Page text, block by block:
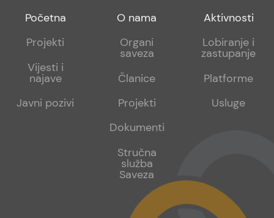
Footer
menu
Početna
Projekti
Vijesti i
najave
Javni pozivi
Footer
sub
O nama
Organi
saveza
Članice
Projekti
Dokumenti
Stručna
služba
Saveza
Footer
sub
Aktivnosti
Lobiranje i
zastupanje
Platforme
Usluge